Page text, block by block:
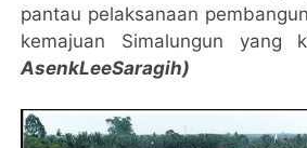
pantau pelaksanaan
kemajuan Simalungun yang
AsenkLeeSaragih)